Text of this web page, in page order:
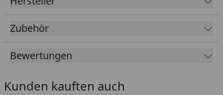
Zubehör
Bewertungen
Kunden kauften auch